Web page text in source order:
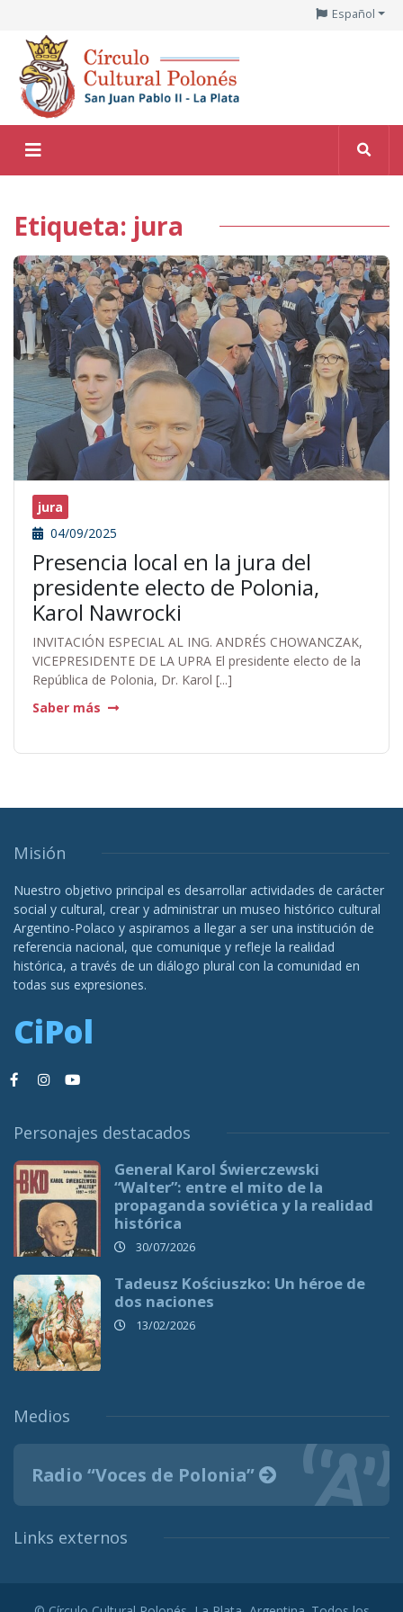
Español
Etiqueta: jura
jura
04/09/2025
Presencia local en la jura del
presidente electo de Polonia,
Karol Nawrocki
INVITACIÓN ESPECIAL AL ING. ANDRÉS CHOWANCZAK,
VICEPRESIDENTE DE LA UPRA El presidente electo de la
República de Polonia, Dr. Karol [...]
Saber más
Misión
Nuestro objetivo principal es desarrollar actividades de carácter
social y cultural, crear y administrar un museo histórico cultural
Argentino-Polaco y aspiramos a llegar a ser una institución de
referencia nacional, que comunique y refleje la realidad
histórica, a través de un diálogo plural con la comunidad en
todas sus expresiones.
CiPol
Personajes destacados
General Karol Świerczewski
“Walter”: entre el mito de la
propaganda soviética y la realidad
histórica
30/07/2026
Tadeusz Kościuszko: Un héroe de
dos naciones
13/02/2026
Medios
Radio “Voces de Polonia”
Links externos